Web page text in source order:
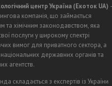
центр Україна (Екоток UA)
компанія, що займається
та хімічним законодавством, яка
послуги у широкому спектрі
вимог для приватного сектора, а
державних органів та
агентств.
складається з експертів із України